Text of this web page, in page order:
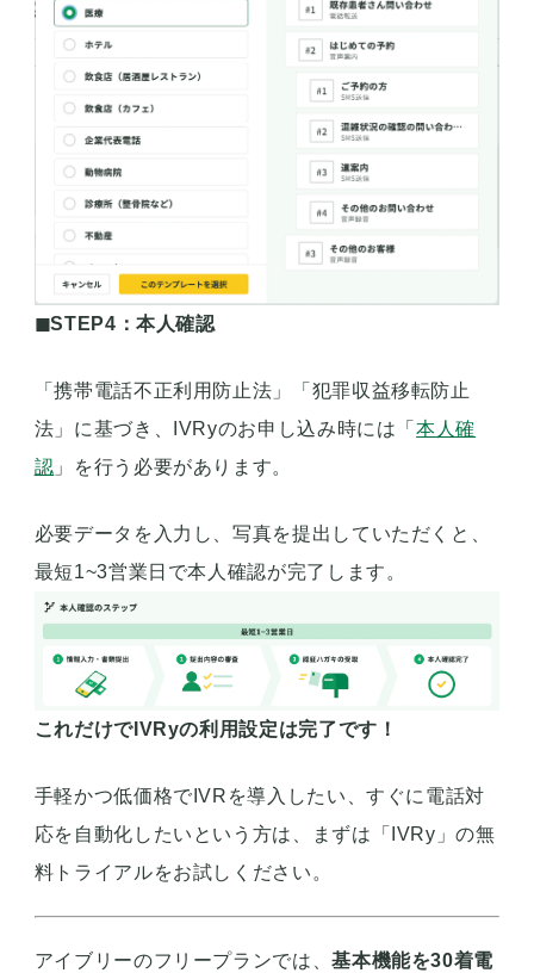
◼︎STEP4：本人確認
「携帯電話不正利用防止法」「犯罪収益移転防止
法」に基づき、IVRyのお申し込み時には「本人確
認 」を行う必要があります。
必要データを入力し、写真を提出していただくと、
最短1~3営業日で本人確認が完了します。
これだけでIVRyの利用設定は完了です！
手軽かつ低価格でIVRを導入したい、すぐに電話対
応を自動化したいという方は、まずは「IVRy」の無
料トライアルをお試しください。
アイブリーのフリープランでは、基本機能を30着電